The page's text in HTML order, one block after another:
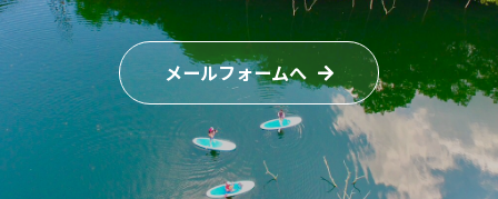
メールフォームへ